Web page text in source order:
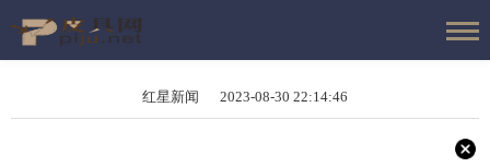
红星新闻 2023-08-30 22:14:46